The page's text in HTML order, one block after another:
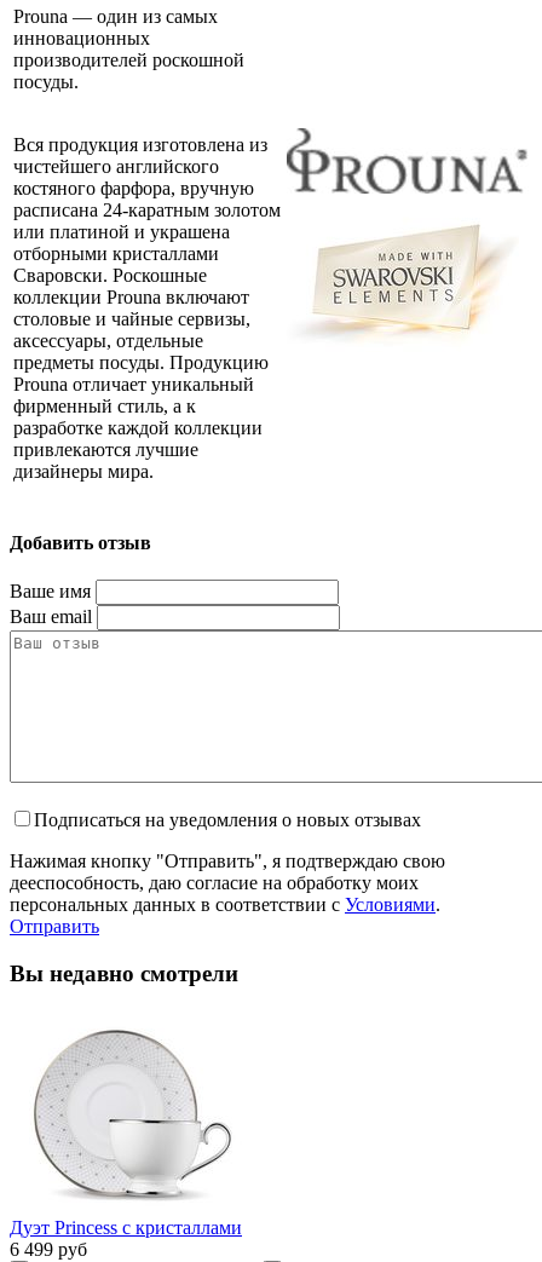
Prouna — один из самых
инновационных
производителей роскошной
посуды.
Вся продукция изготовлена из
чистейшего английского
костяного фарфора, вручную
расписана 24-каратным золотом
или платиной и украшена
отборными кристаллами
Сваровски. Роскошные
коллекции Prouna включают
столовые и чайные сервизы,
аксессуары, отдельные
предметы посуды. Продукцию
Prouna отличает уникальный
фирменный стиль, а к
разработке каждой коллекции
привлекаются лучшие
дизайнеры мира.
Добавить отзыв
Ваше имя
Ваш email
Подписаться на уведомления о новых отзывах
Нажимая кнопку "Отправить", я подтверждаю свою
дееспособность, даю согласие на обработку моих
персональных данных в соответствии с Условиями.
Отправить
Вы недавно смотрели
Дуэт Princess с кристаллами
6 499 руб